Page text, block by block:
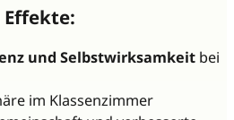
und Selbstwirksamkeit bei
im Klassenzimmer